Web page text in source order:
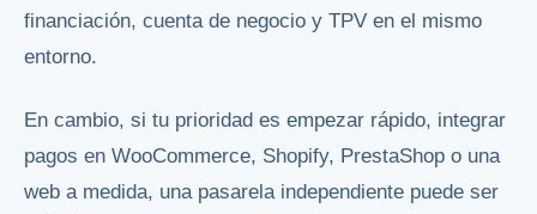
financiación, cuenta de negocio y TPV en el mismo
entorno.
En cambio, si tu prioridad es empezar rápido, integrar
pagos en WooCommerce, Shopify, PrestaShop o una
web a medida, una pasarela independiente puede ser